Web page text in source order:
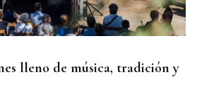
lleno de música, tradición y